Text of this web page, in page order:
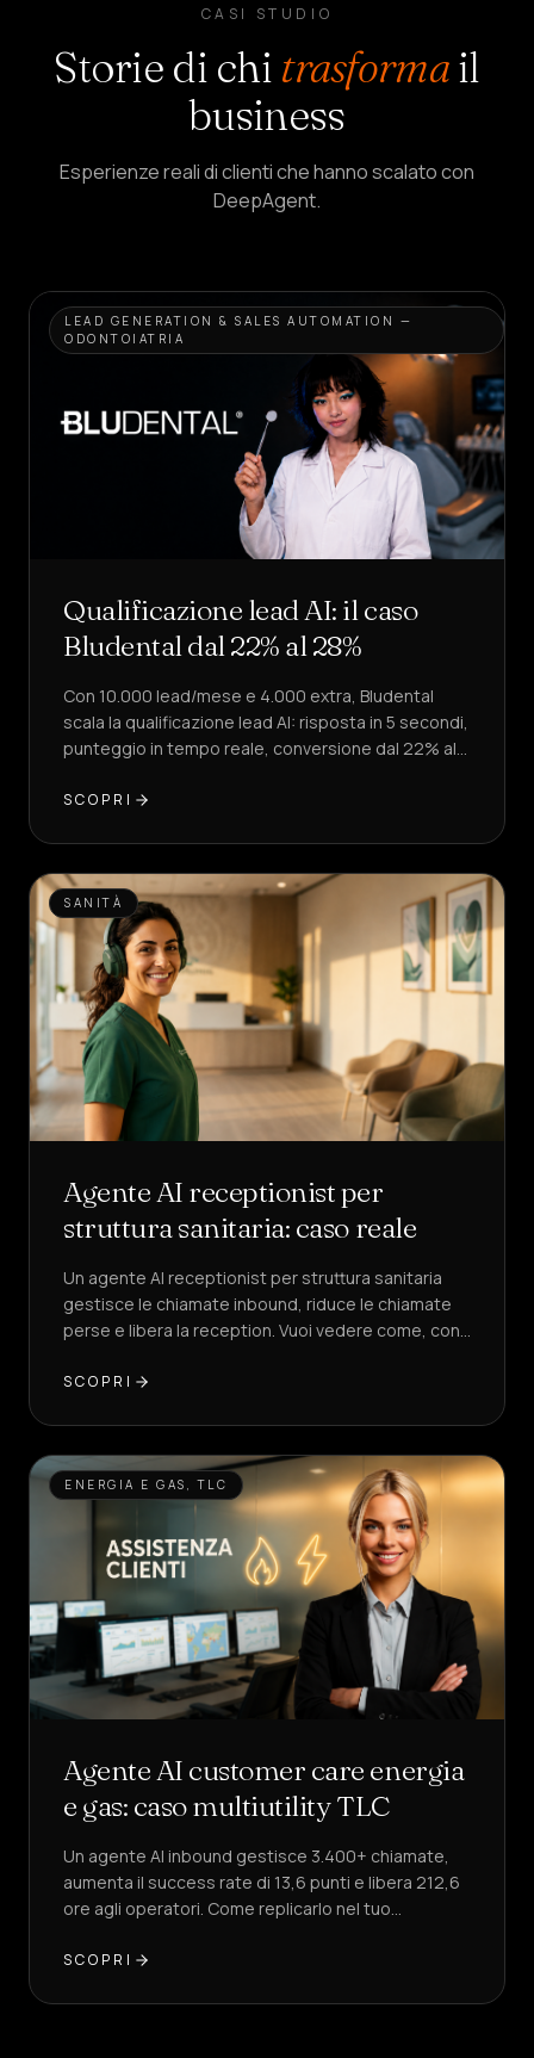
CASI STUDIO
Storie di chi trasformail
business
Esperienze reali di clienti che hanno scalato con
DeepAgent.
LEAD GENERATION & SALES AUTOMATION —
ODONTOIATRIA
Qualificazione lead AI: il caso
Bludental dal 22% al 28%
Con 10.000 lead/mese e 4.000 extra, Bludental
scala la qualificazione lead AI: risposta in 5 secondi,
punteggio in tempo reale, conversione dal 22% al
SCOPRI
SANITÀ
Agente AI receptionist per
struttura sanitaria: caso reale
Un agente AI receptionist per struttura sanitaria
gestisce le chiamate inbound, riduce le chiamate
perse e libera la reception. Vuoi vedere come, con
SCOPRI
ENERGIA E GAS, TLC
Agente AI customer care energia
e gas: caso multiutility TLC
Un agente AI inbound gestisce 3.400+ chiamate,
aumenta il success rate di 13,6 punti e libera 212,6
ore agli operatori. Come replicarlo nel tuo
SCOPRI